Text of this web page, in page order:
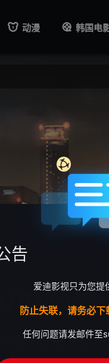
动漫 韩国电
观看
看，请升级观影。
告
爱迪影视只为您提
防止失联，请务必
任何问题请发邮件至